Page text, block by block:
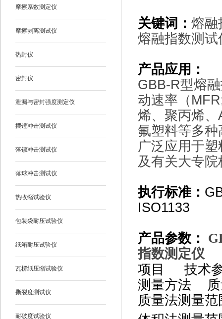
摩擦系数测定仪
摩擦剥离测试仪
热封仪
密封仪
泄漏与密封强度测定仪
摆锤冲击测试仪
落镖冲击测试仪
落球冲击测试仪
热收缩试验仪
包装袋耐压试验仪
纸箱耐压试验仪
瓦楞纸压缩试验仪
撕裂度测试仪
耐破度试验仪
关键词： 熔融
熔融指数测
产品应用：
GBB-R型熔
动速率（
烯、聚丙烯
氟塑料等多
广泛应用于
及有关大专
执行标准 ：
ISO1133
产品参数：
指数测定仪
项目 技术
测量方法 质
质量法测量